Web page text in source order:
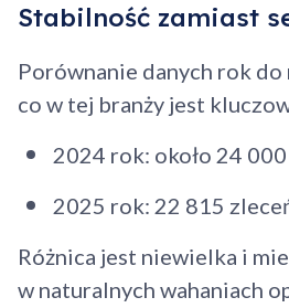
Stabilność zamiast
Porównanie danych rok do
co w tej branży jest
2024 rok: około 24
2025 rok: 22 815
Różnica jest niewielka i
w naturalnych wahaniach